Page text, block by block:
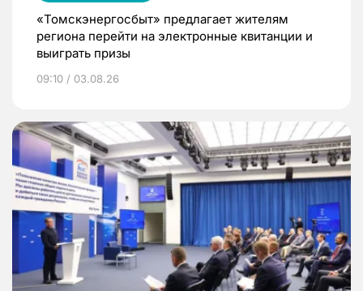
«Томскэнергосбыт» предлагает жителям
региона перейти на электронные квитанции и
выиграть призы
09:10 / 03.08.26